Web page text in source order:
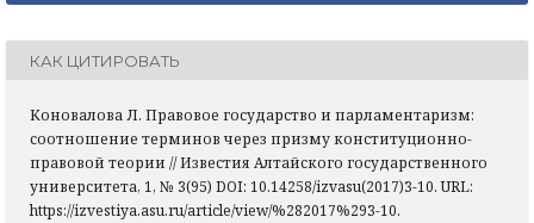
КАК ЦИТИРОВАТЬ
Коновалова Л. Правовое государство и парламентаризм:
соотношение терминов через призму конституционно-
правовой теории // Известия Алтайского государственного
университета, 1, № 3(95) DOI: 10.14258/izvasu(2017)3-10. URL:
https://izvestiya.asu.ru/article/view/%282017%293-10.